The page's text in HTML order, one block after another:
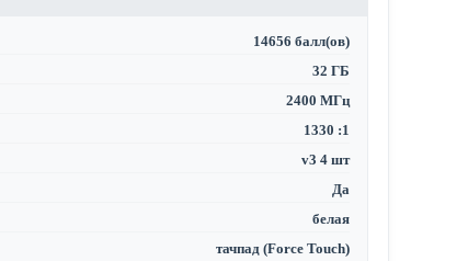
14656 балл(ов)
32 ГБ
2400 МГц
1330 :1
v3 4 шт
Да
белая
тачпад (Force Touch)